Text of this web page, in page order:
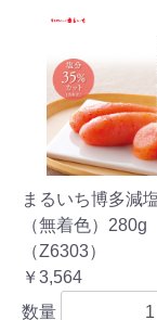
まるいち博多減
（無着色）280g
（Z6303）
￥3,564
数量